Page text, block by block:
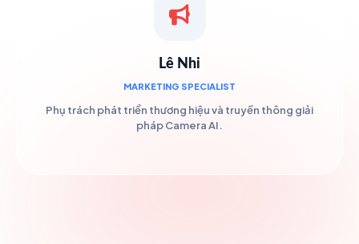
Lê Nhi
MARKETING SPECIALIST
Phụ trách phát triển thương hiệu và truyền thông giải
pháp Camera AI.